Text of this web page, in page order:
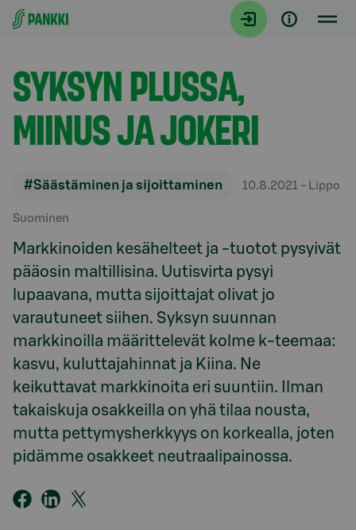
Siirry suoraan sisältöön
Artikkelit
SYKSYN PLUSSA,
MIINUS JA JOKERI
#Säästäminen ja sijoittaminen 10.8.2021 - Lippo
Suominen
Markkinoiden kesähelteet ja -tuotot pysyivät
pääosin maltillisina. Uutisvirta pysyi
lupaavana, mutta sijoittajat olivat jo
varautuneet siihen. Syksyn suunnan
markkinoilla määrittelevät kolme k-teemaa:
kasvu, kuluttajahinnat ja Kiina. Ne
keikuttavat markkinoita eri suuntiin. Ilman
takaiskuja osakkeilla on yhä tilaa nousta,
mutta pettymysherkkyys on korkealla, joten
pidämme osakkeet neutraalipainossa.